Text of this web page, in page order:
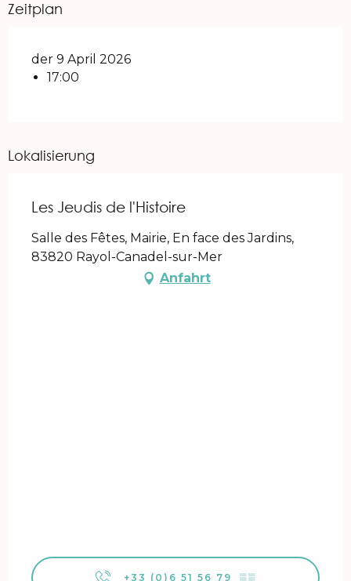
Zeitplan
der 9 April 2026
17:00
Lokalisierung
Les Jeudis de l'Histoire
Salle des Fêtes, Mairie, En face des Jardins,
83820 Rayol-Canadel-sur-Mer
Anfahrt
+33 (0)6 51 56 79 ▒▒